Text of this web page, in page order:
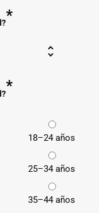
*
*
18–24 años
25–34 años
35–44 años